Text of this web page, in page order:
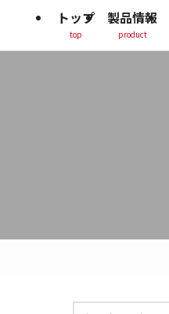
トップ
top
製品情報
product